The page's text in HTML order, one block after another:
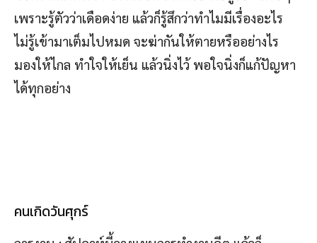
เพราะรู้ตัวว่าเดือดง่าย แล้วก็รู้สึกว่าทำไมมีเรื่องอะไร
ไม่รู้เข้ามาเต็มไปหมด จะฆ่ากันให้ตายหรืออย่างไร
มองให้ไกล ทำใจให้เย็น แล้วนิ่งไว้ พอใจนิ่งก็แก้ปัญหา
ได้ทุกอย่าง
คนเกิดวันศุกร์